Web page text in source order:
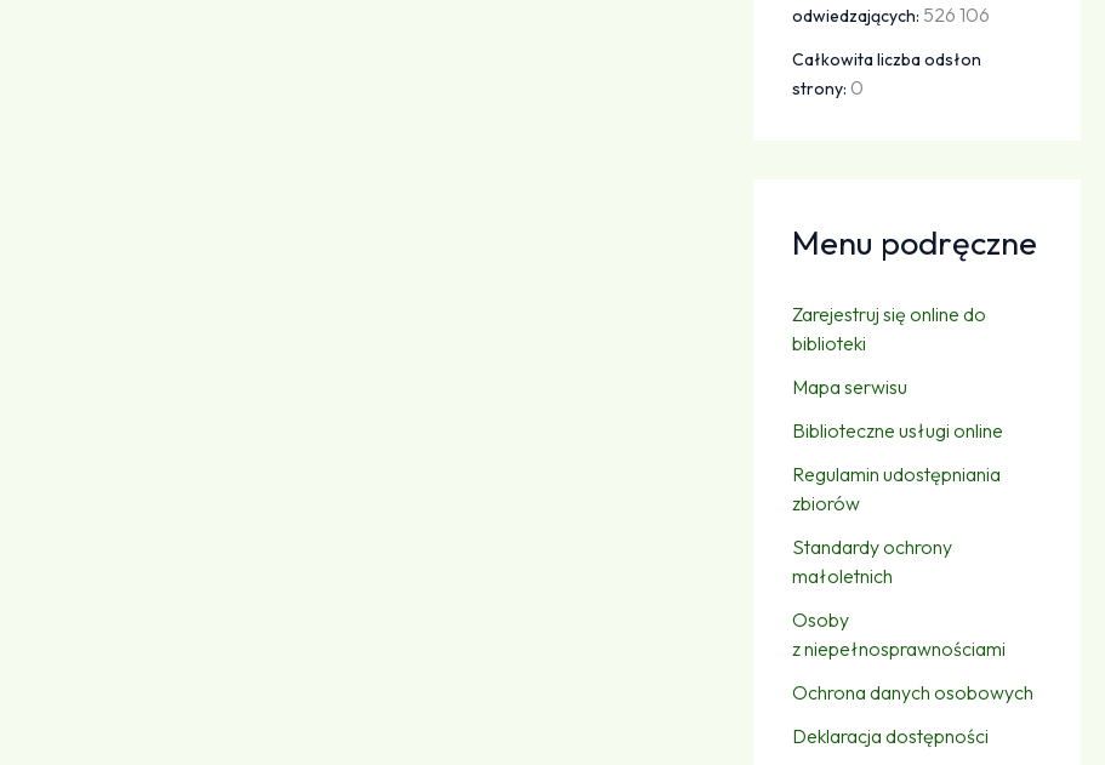
odwiedzających: 526 106
Całkowita liczba odsłon
strony: 0
Menu podręczne
Zarejestruj się online do
biblioteki
Mapa serwisu
Biblioteczne usługi online
Regulamin udostępniania
zbiorów
Standardy ochrony
małoletnich
Osoby
z niepełnosprawnościami
Ochrona danych osobowych
Deklaracja dostępności